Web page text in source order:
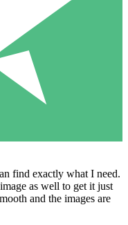
find exactly what I need.
as well to get it just
and the images are